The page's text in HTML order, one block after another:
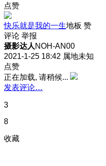
点赞
快乐就是我的一生地板 赞
评论 举报
摄影达人 NOH-AN00
2021-1-25 18:42 属地未知
点赞
正在加载, 请稍候...
发表评论…
3
8
收藏